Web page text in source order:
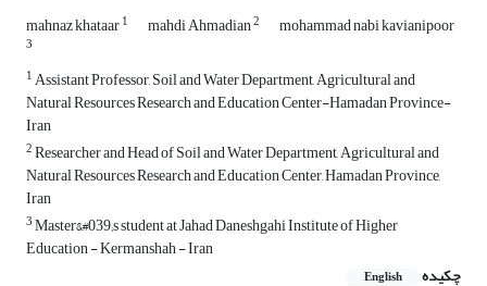
mahnaz khataar1 mahdi Ahmadian2 mohammad nabi kavianipoor
3
1Assistant Professor, Soil and Water Department, Agricultural and
Natural Resources Research and Education Center-Hamadan Province-
Iran
2Researcher and Head of Soil and Water Department, Agricultural and
Natural Resources Research and Education Center, Hamadan Province,
Iran
3Master&#039;s student at Jahad Daneshgahi Institute of Higher
Education - Kermanshah - Iran
چکیده
English